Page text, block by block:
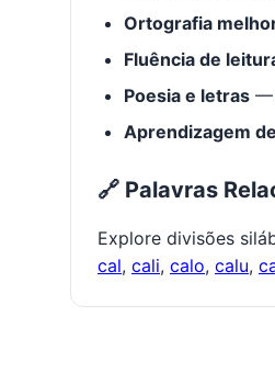
Ortografia
Fluência de
Poesia e letras —
Aprendizagem
🔗 Palavras
Explore divisões
cal, cali, calo, calu,